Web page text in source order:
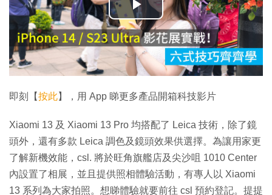
播
放
影
片
即刻【按此】，用 App 睇更多產品開箱科技影片
Xiaomi 13 及 Xiaomi 13 Pro 均搭配了 Leica 技術，除了鏡
頭外，還有多款 Leica 調色及鏡頭效果供選擇。為讓用家更
了解新機效能，csl. 將於旺角旗艦店及尖沙咀 1010 Center
內設置了相展，並且提供照相體驗活動，有專人以 Xiaomi
13 系列為大家拍照。想睇體驗就要前往 csl 預約登記。提提